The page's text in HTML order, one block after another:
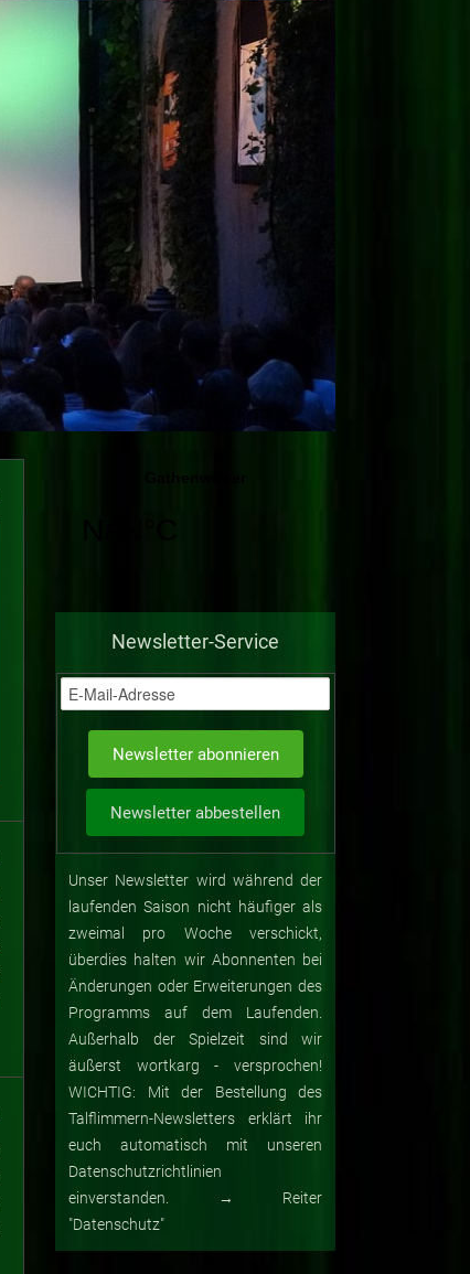
Newsletter-Service
Unser Newsletter wird während der
laufenden Saison nicht häufiger als
zweimal pro Woche verschickt,
überdies halten wir Abonnenten bei
Änderungen oder Erweiterungen des
Programms auf dem Laufenden.
Außerhalb der Spielzeit sind wir
äußerst wortkarg - versprochen!
WICHTIG: Mit der Bestellung des
Talflimmern-Newsletters erklärt ihr
euch automatisch mit unseren
Datenschutzrichtlinien
einverstanden. → Reiter
"Datenschutz"